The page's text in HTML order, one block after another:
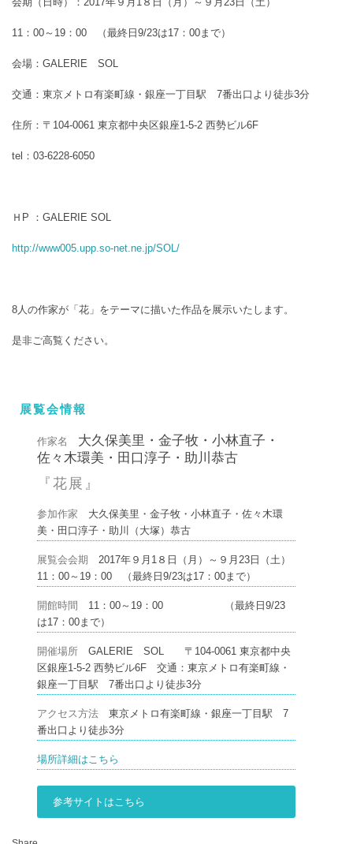
11：00～19：00 （最終日9/23は17：00まで）
会場：GALERIE SOL
交通：東京メトロ有楽町線・銀座一丁目駅 7番出口より徒歩3分
住所：〒104-0061 東京都中央区銀座1-5-2 西勢ビル6F
tel：03-6228-6050
ＨP ：GALERIE SOL
http://www005.upp.so-net.ne.jp/SOL/
8人の作家が「花」をテーマに描いた作品を展示いたします。
是非ご高覧ください。
展覧会情報
作家名
大久保美里・金子牧・小林直子・
佐々木環美・田口淳子・助川恭古
『花展』
参加作家 大久保美里・金子牧・小林直子・佐々木環
美・田口淳子・助川（大塚）恭古
展覧会会期 2017年９月1８日（月）～９月23日（土）
11：00～19：00 （最終日9/23は17：00まで）
開館時間
11：00～19：00 （最終日9/23
は17：00まで）
開催場所GALERIE SOL 〒104-0061 東京都中央
区銀座1-5-2 西勢ビル6F 交通：東京メトロ有楽町線・
銀座一丁目駅 7番出口より徒歩3分
アクセス方法東京メトロ有楽町線・銀座一丁目駅 7
番出口より徒歩3分
場所詳細はこちら
参考サイトはこちら